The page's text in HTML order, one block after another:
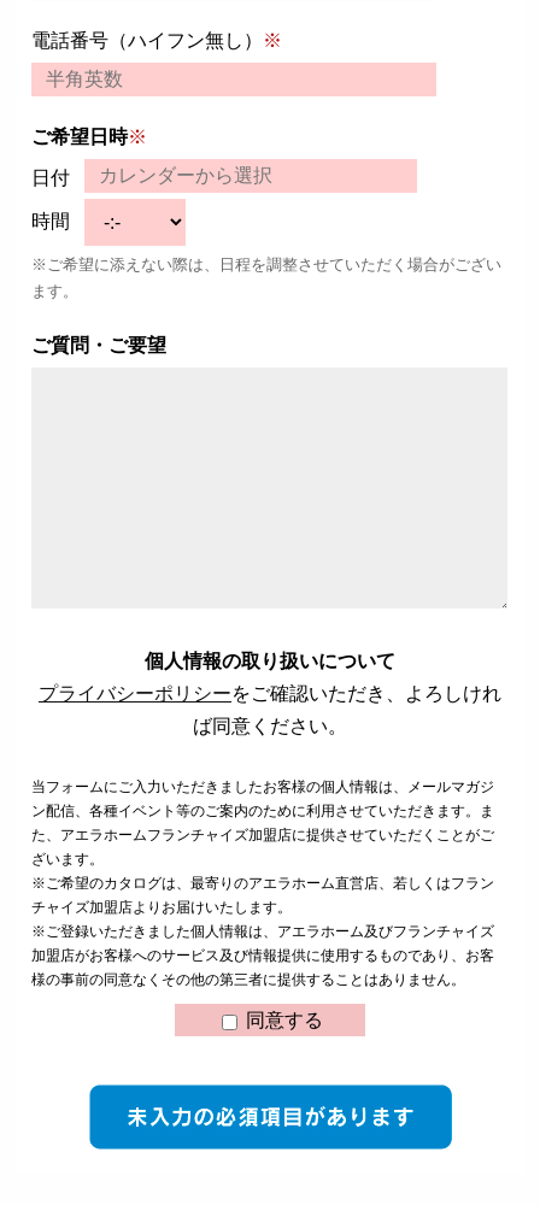
電話番号（ハイフン無し） ※
ご希望日時※
日付
時間
※ご希望に添えない際は、日程を調整させていただく場合がござい
ます。
ご質問・ご要望
個人情報の取り扱いについて
プライバシーポリシーをご確認いただき、よろしけれ
ば同意ください。
当フォームにご入力いただきましたお客様の個人情報は、メールマガジ
ン配信、各種イベント等のご案内のために利用させていただきます。ま
た、アエラホームフランチャイズ加盟店に提供させていただくことがご
ざいます。
※ご希望のカタログは、最寄りのアエラホーム直営店、若しくはフラン
チャイズ加盟店よりお届けいたします。
※ご登録いただきました個人情報は、アエラホーム及びフランチャイズ
加盟店がお客様へのサービス及び情報提供に使用するものであり、お客
様の事前の同意なくその他の第三者に提供することはありません。
同意する